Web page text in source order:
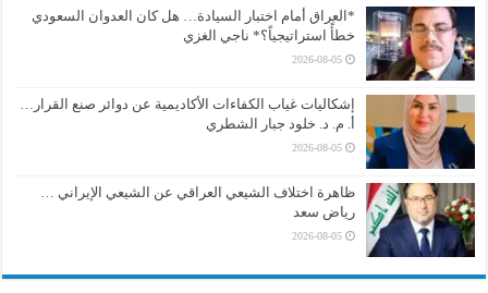
*العراق أمام اختبار السيادة… هل كان العدوان السعودي
خطأً استراتيجياً؟* ناجي الغزي
2026-08-05
إشكاليات غياب الكفاءات الأكاديمية عن دوائر صنع القرار…
أ. م. د. خلود جبار الشطري
2026-08-05
ظاهرة اختلاف الشيعي العراقي عن الشيعي الإيراني …
رياض سعد
2026-08-05